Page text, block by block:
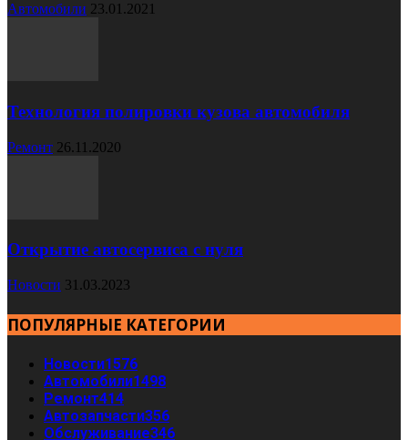
Автомобили 23.01.2021
Технология полировки кузова автомобиля
Ремонт 26.11.2020
Открытие автосервиса с нуля
Новости 31.03.2023
ПОПУЛЯРНЫЕ КАТЕГОРИИ
Новости1576
Автомобили1498
Ремонт414
Автозапчасти356
Обслуживание346